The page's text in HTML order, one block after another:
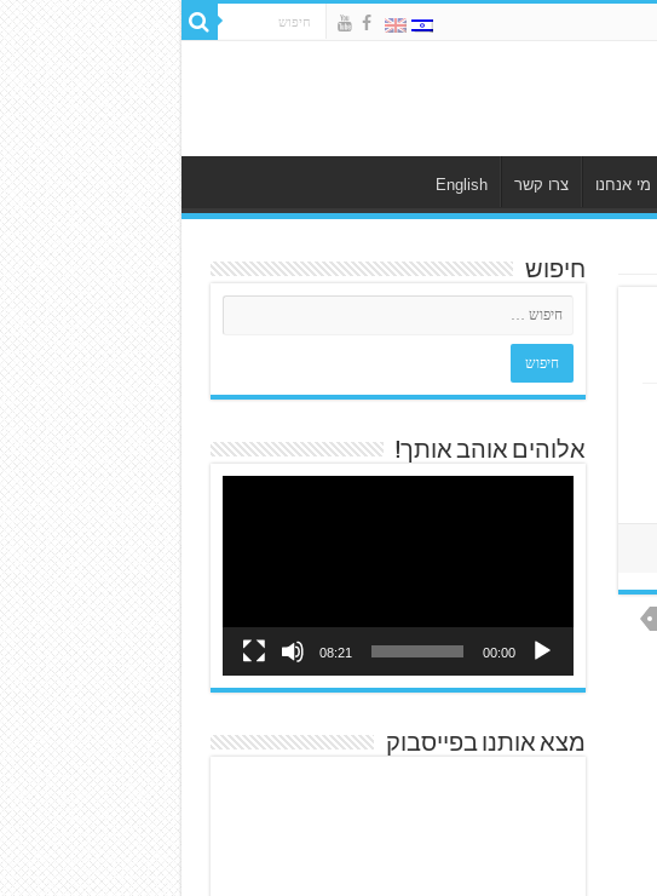
מי אנחנו צרו קשר English
חיפוש
אלוהים אוהב אותך!
00:00
08:21
מצא אותנו בפייסבוק